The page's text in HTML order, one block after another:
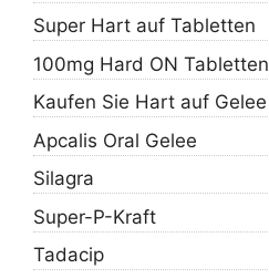
Super Hart auf Tabletten
100mg Hard ON Tabletten
Kaufen Sie Hart auf Gelee
Apcalis Oral Gelee
Silagra
Super-P-Kraft
Tadacip